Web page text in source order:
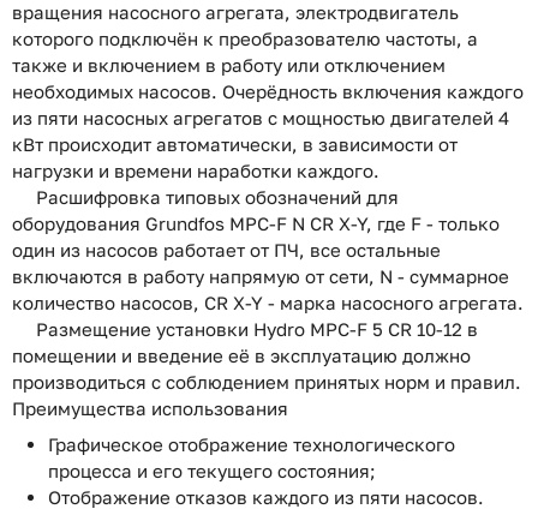
вращения насосного агрегата, электродвигатель
которого подключён к преобразователю частоты, а
также и включением в работу или отключением
необходимых насосов. Очерёдность включения каждого
из пяти насосных агрегатов с мощностью двигателей 4
кВт происходит автоматически, в зависимости от
нагрузки и времени наработки каждого.
Расшифровка типовых обозначений для
оборудования Grundfos MPC-F N CR X-Y, где F - только
один из насосов работает от ПЧ, все остальные
включаются в работу напрямую от сети, N - суммарное
количество насосов, CR X-Y - марка насосного агрегата.
Размещение установки Hydro MPC-F 5 CR 10-12 в
помещении и введение её в эксплуатацию должно
производиться с соблюдением принятых норм и правил.
Преимущества использования
Графическое отображение технологического
процесса и его текущего состояния;
Отображение отказов каждого из пяти насосов.